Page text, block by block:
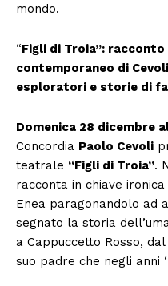
mondo.
“Figli di Troia”:
contemporaneo di
esploratori e storie di
Domenica 28 dicembre
Concordia Paolo Cevoli
teatrale “Figli di Troia”.
racconta in chiave
Enea paragonandolo ad
segnato la storia
a Cappuccetto Rosso,
suo padre che negli anni